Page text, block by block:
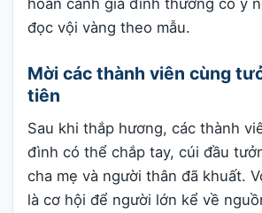
đọc vội vàng theo mẫu.
Mời các thành viên cùng
tiên
Sau khi thắp hương, các thành
đình có thể chắp tay, cúi đầu
cha mẹ và người thân đã khuất.
là cơ hội để người lớn kể về